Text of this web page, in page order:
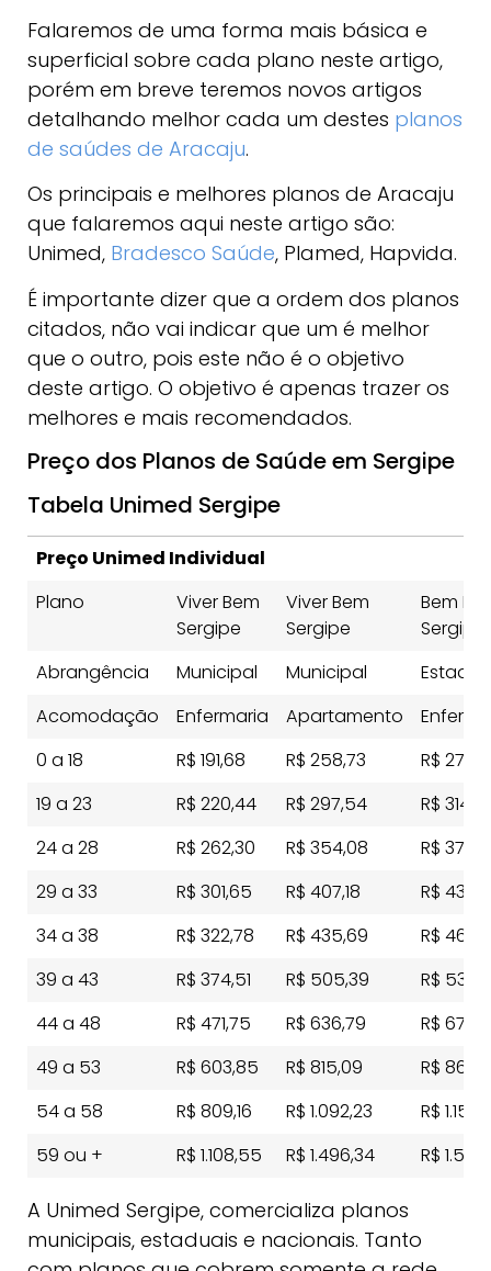
Falaremos de uma forma mais básica e
superficial sobre cada plano neste artigo,
porém em breve teremos novos artigos
detalhando melhor cada um destes planos
de saúdes de Aracaju.
Os principais e melhores planos de Aracaju
que falaremos aqui neste artigo são:
Unimed, Bradesco Saúde, Plamed, Hapvida.
É importante dizer que a ordem dos planos
citados, não vai indicar que um é melhor
que o outro, pois este não é o objetivo
deste artigo. O objetivo é apenas trazer os
melhores e mais recomendados.
Preço dos Planos de Saúde em Sergipe
Tabela Unimed Sergipe
Preço Unimed Individual
Plano
Viver Bem
Sergipe
Viver Bem
Sergipe
Bem
Sergipe
Abrangência
Municipal Municipal
Acomodação
Enfermaria Apartamento
0 a 18
R$ 191,68 R$ 258,73
R$
19 a 23
R$ 220,44 R$ 297,54
R$
24 a 28
R$ 262,30 R$ 354,08
R$
29 a 33
R$ 301,65 R$ 407,18
R$
34 a 38
R$ 322,78 R$ 435,69
R$ 460,11
39 a 43
R$ 374,51 R$ 505,39
R$
44 a 48
R$ 471,75 R$ 636,79
R$
49 a 53
R$ 603,85 R$ 815,09
R$
54 a 58
R$ 809,16 R$ 1.092,23
R$
59 ou +
R$ 1.108,55 R$ 1.496,34 R$
A Unimed Sergipe, comercializa planos
municipais, estaduais e nacionais. Tanto